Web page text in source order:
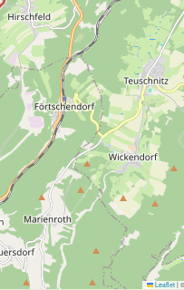
Leaflet |